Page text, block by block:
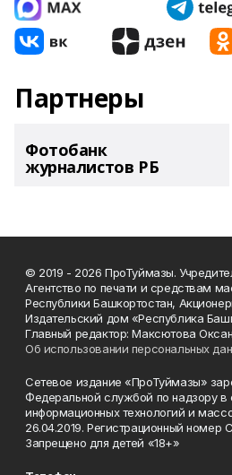
Партнеры
Фотобанк
журналистов РБ
© 2019 - 2026 ПроТуймазы.
Агентство по печати и средствам
Республики Башкортостан,
Издательский дом «Республика
Главный редактор: Максютова
Об использовании персональных
Сетевое издание «ПроТуймазы»
Федеральной службой по надзору в
информационных технологий и
26.04.2019. Регистрационный
Запрещено для детей «18+»